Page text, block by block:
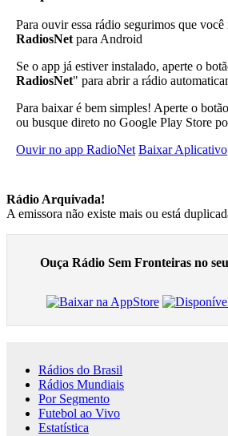
Para ouvir essa rádio segurimos que
RadiosNet para Android
Se o app já estiver instalado, aperte o
RadiosNet" para abrir a rádio
Para baixar é bem simples! Aperte o
ou busque direto no Google Play Store
Ouvir no app RadioNet Baixar Aplicativo
Rádio Arquivada!
A emissora não existe mais ou está
Ouça Rádio Sem Fronteiras no
Rádios do Brasil
Rádios Mundiais
Por Segmento
Futebol ao Vivo
Estatística